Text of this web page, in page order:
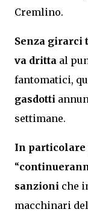
Cremlino.
Senza girarci
va dritta al
fantomatici,
gasdotti
settimane.
In particolare
“
sanzioni che
macchinari del